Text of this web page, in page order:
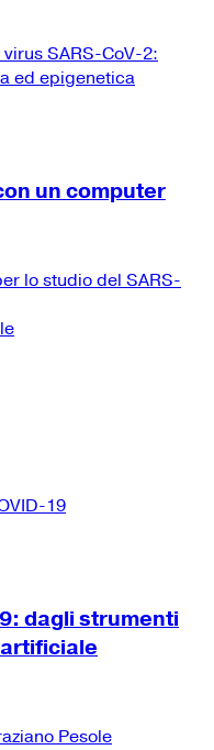
SARS-CoV-2:
ed epigenetica
un computer
lo studio del SARS-
19
dagli strumenti
Pesole